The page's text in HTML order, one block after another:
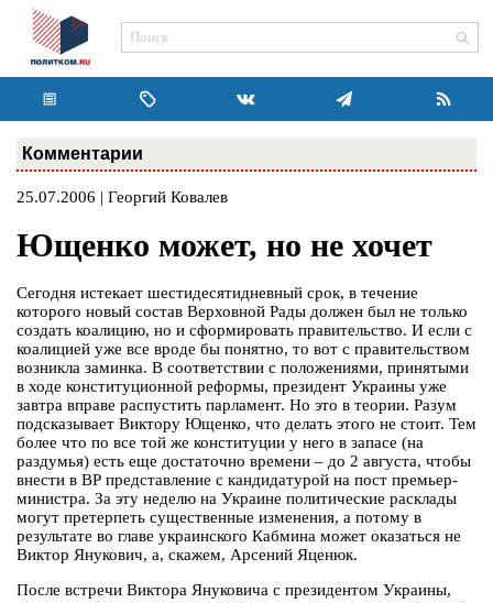
Комментарии
25.07.2006 | Георгий Ковалев
Ющенко может, но не хочет
Сегодня истекает шестидесятидневный срок, в течение
которого новый состав Верховной Рады должен был не только
создать коалицию, но и сформировать правительство. И если с
коалицией уже все вроде бы понятно, то вот с правительством
возникла заминка. В соответствии с положениями, принятыми
в ходе конституционной реформы, президент Украины уже
завтра вправе распустить парламент. Но это в теории. Разум
подсказывает Виктору Ющенко, что делать этого не стоит. Тем
более что по все той же конституции у него в запасе (на
раздумья) есть еще достаточно времени – до 2 августа, чтобы
внести в ВР представление с кандидатурой на пост премьер-
министра. За эту неделю на Украине политические расклады
могут претерпеть существенные изменения, а потому в
результате во главе украинского Кабмина может оказаться не
Виктор Янукович, а, скажем, Арсений Яценюк.
После встречи Виктора Януковича с президентом Украины,